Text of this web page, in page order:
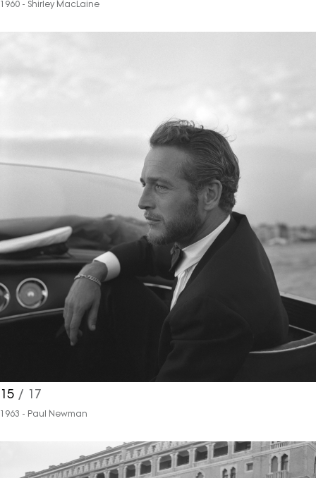
1960 - Shirley MacLaine
15 / 17
1963 - Paul Newman